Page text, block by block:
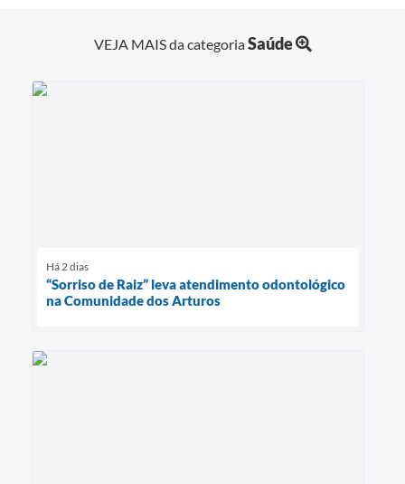
VEJA MAIS da categoriaSaúde
Há 2 dias
“Sorriso de Raiz” leva atendimento odontológico
na Comunidade dos Arturos